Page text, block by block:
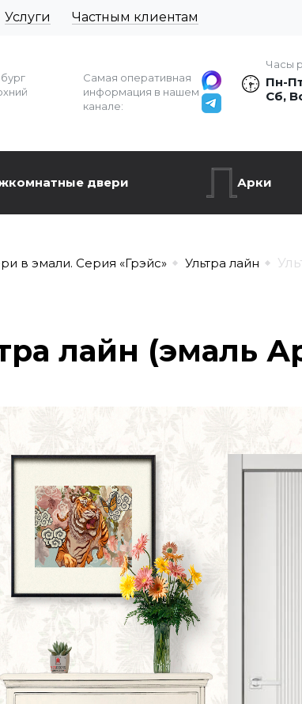
Услуги Частным клиентам
Самая оперативная
информация в нашем
канале:
Часы
Пн-
Сб,
двери Арки
в эмали. Серия «Грэйс» Ультра лайн
лайн (эмаль